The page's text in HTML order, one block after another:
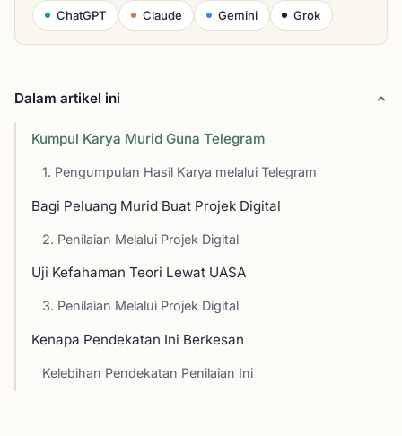
ChatGPT Claude Gemini Grok
Dalam artikel ini
Kumpul Karya Murid Guna Telegram
1. Pengumpulan Hasil Karya melalui Telegram
Bagi Peluang Murid Buat Projek Digital
2. Penilaian Melalui Projek Digital
Uji Kefahaman Teori Lewat UASA
3. Penilaian Melalui Projek Digital
Kenapa Pendekatan Ini Berkesan
Kelebihan Pendekatan Penilaian Ini